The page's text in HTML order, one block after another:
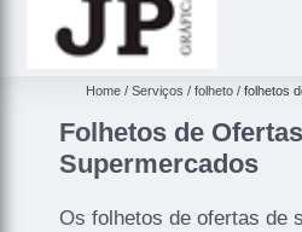
Home Serviços folheto folhetos
Folhetos de
Supermercados
Os folhetos de ofertas de